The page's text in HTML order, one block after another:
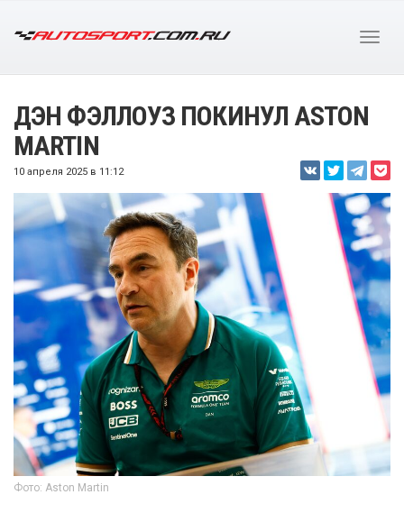
ДЭН ФЭЛЛОУЗ ПОКИНУЛ ASTON
MARTIN
10 апреля 2025 в 11:12
Фото: Aston Martin